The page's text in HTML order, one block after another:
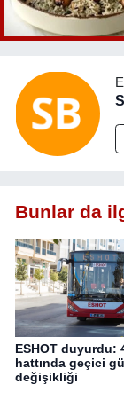
Bunlar da
ESHOT duyurdu:
hattında geçici
değişikliği